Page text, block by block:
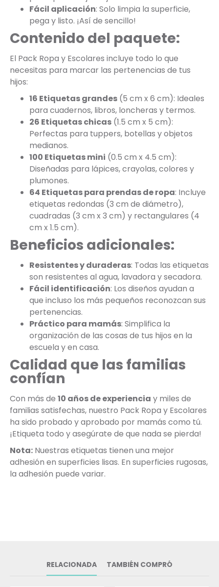
Fácil aplicación: Solo limpia la superficie,
pega y listo. ¡Así de sencillo!
Contenido del paquete:
El Pack Ropa y Escolares incluye todo lo que
necesitas para marcar las pertenencias de tus
hijos:
16 Etiquetas grandes (5 cm x 6 cm): Ideales
para cuadernos, libros, loncheras y termos.
26 Etiquetas chicas (1.5 cm x 5 cm):
Perfectas para tuppers, botellas y objetos
medianos.
100 Etiquetas mini (0.5 cm x 4.5 cm):
Diseñadas para lápices, crayolas, colores y
plumones.
64 Etiquetas para prendas de ropa: Incluye
etiquetas redondas (3 cm de diámetro),
cuadradas (3 cm x 3 cm) y rectangulares (4
cm x 1.5 cm).
Beneficios adicionales:
Resistentes y duraderas: Todas las etiquetas
son resistentes al agua, lavadora y secadora.
Fácil identificación: Los diseños ayudan a
que incluso los más pequeños reconozcan sus
pertenencias.
Práctico para mamás: Simplifica la
organización de las cosas de tus hijos en la
escuela y en casa.
Calidad que las familias
confían
Con más de 10 años de experiencia y miles de
familias satisfechas, nuestro Pack Ropa y Escolares
ha sido probado y aprobado por mamás como tú.
¡Etiqueta todo y asegúrate de que nada se pierda!
Nota: Nuestras etiquetas tienen una mejor
adhesión en superficies lisas. En superficies rugosas,
la adhesión puede variar.
RELACIONADA TAMBIÉN COMPRÓ